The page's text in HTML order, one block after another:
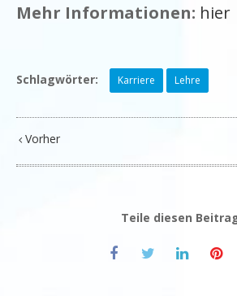
Mehr Informationen: hier
Schlagwörter: Karriere Lehre
Vorher
Teile diesen